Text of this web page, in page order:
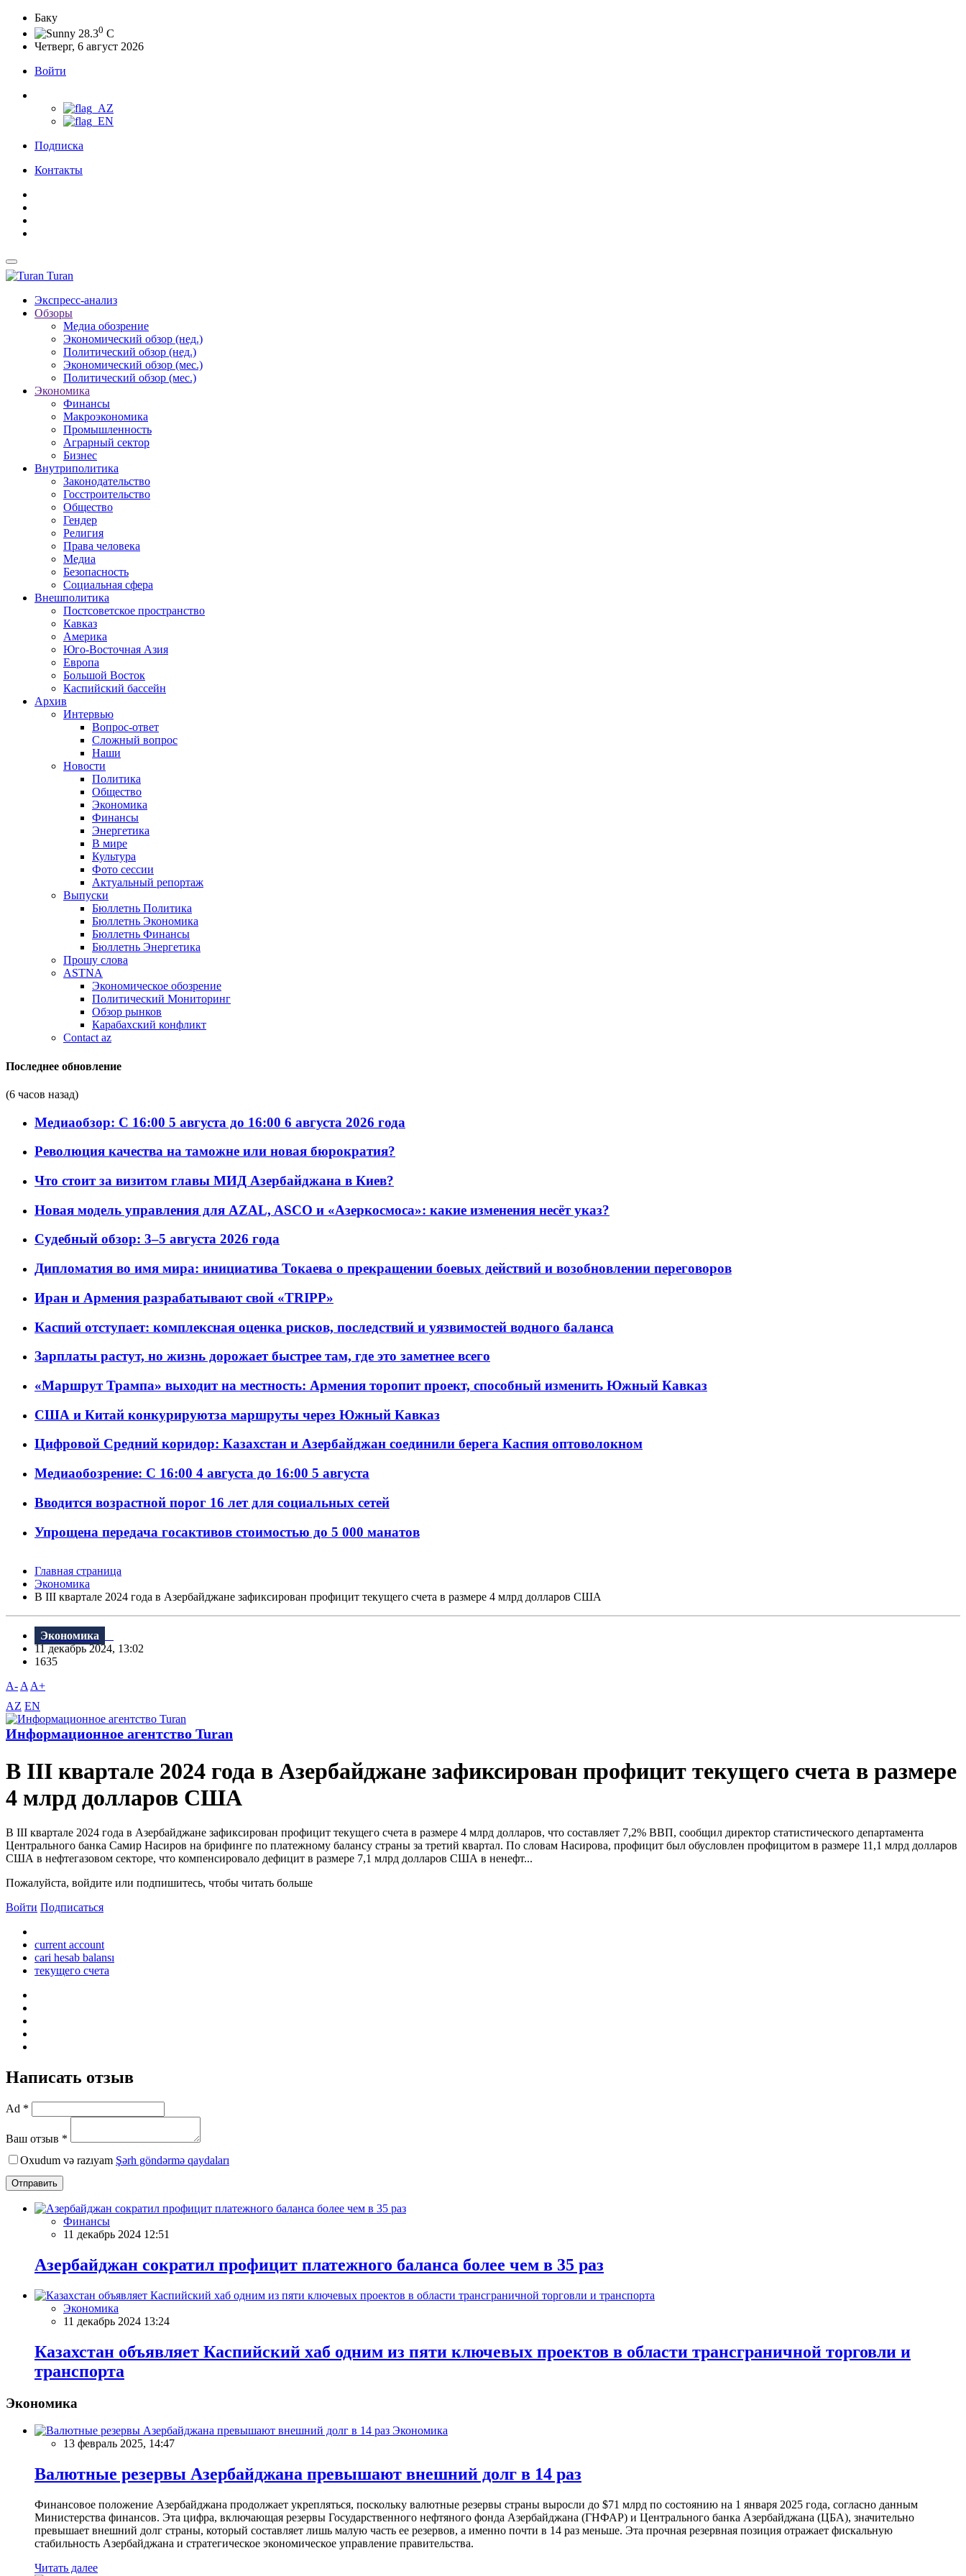
Баку
28.30 C
Четверг, 6 август 2026
Войти
Подписка
Контакты
Turan
Экспресс-анализ
Обзоры
Медиа обозрение
Экономический обзор (нед.)
Политический обзор (нед.)
Экономический обзор (мес.)
Политический обзор (мес.)
Экономика
Финансы
Макроэкономика
Промышленность
Аграрный сектор
Бизнес
Внутриполитика
Законодательство
Госстроительство
Общество
Гендер
Религия
Права человека
Медиа
Безопасность
Социальная сфера
Внешполитика
Постсоветское пространство
Кавказ
Америка
Юго-Восточная Азия
Европа
Большой Восток
Каспийский бассейн
Архив
Интервью
Вопрос-ответ
Сложный вопрос
Наши
Новости
Политика
Общество
Экономика
Финансы
Энергетика
В мире
Культура
Фото сессии
Актуальный репортаж
Выпуски
Бюллетнь Политика
Бюллетнь Экономика
Бюллетнь Финансы
Бюллетнь Энергетика
Прошу слова
ASTNA
Экономическое обозрение
Политический Мониторинг
Обзор рынков
Карабахский конфликт
Contact az
Последнее обновление
(6 часов назад)
Медиаобзор: С 16:00 5 августа до 16:00 6 августа 2026 года
Революция качества на таможне или новая бюрократия?
Что стоит за визитом главы МИД Азербайджана в Киев?
Новая модель управления для AZAL, ASCO и «Азеркосмоса»: какие изменения несёт указ?
Судебный обзор: 3–5 августа 2026 года
Дипломатия во имя мира: инициатива Токаева о прекращении боевых действий и возобновлении переговоров
Иран и Армения разрабатывают свой «TRIPP»
Каспий отступает: комплексная оценка рисков, последствий и уязвимостей водного баланса
Зарплаты растут, но жизнь дорожает быстрее там, где это заметнее всего
«Маршрут Трампа» выходит на местность: Армения торопит проект, способный изменить Южный Кавказ
США и Китай конкурируютза маршруты через Южный Кавказ
Цифровой Средний коридор: Казахстан и Азербайджан соединили берега Каспия оптоволокном
Медиаобозрение: С 16:00 4 августа до 16:00 5 августа
Вводится возрастной порог 16 лет для социальных сетей
Упрощена передача госактивов стоимостью до 5 000 манатов
Главная страница
Экономика
В III квартале 2024 года в Азербайджане зафиксирован профицит текущего счета в размере 4 млрд долларов США
Экономика
11 декабрь 2024, 13:02
1635
A- A A+
AZ EN
Информационное агентство Turan
В III квартале 2024 года в Азербайджане зафиксирован профицит текущего счета в размере
4 млрд долларов США
В III квартале 2024 года в Азербайджане зафиксирован профицит текущего счета в размере 4 млрд долларов, что составляет 7,2% ВВП, сообщил директор статистического департамента
Центрального банка Самир Насиров на брифинге по платежному балансу страны за третий квартал. По словам Насирова, профицит был обусловлен профицитом в размере 11,1 млрд долларов
США в нефтегазовом секторе, что компенсировало дефицит в размере 7,1 млрд долларов США в ненефт...
Пожалуйста, войдите или подпишитесь, чтобы читать больше
Войти Подписаться
current account
cari hesab balansı
текущего счета
Написать отзыв
Ad *
Ваш отзыв *
Oxudum və razıyam Şərh göndərmə qaydaları
Отправить
Финансы
11 декабрь 2024 12:51
Азербайджан сократил профицит платежного баланса более чем в 35 раз
Экономика
11 декабрь 2024 13:24
Казахстан объявляет Каспийский хаб одним из пяти ключевых проектов в области трансграничной торговли и
транспорта
Экономика
Экономика
13 февраль 2025, 14:47
Валютные резервы Азербайджана превышают внешний долг в 14 раз
Финансовое положение Азербайджана продолжает укрепляться, поскольку валютные резервы страны выросли до $71 млрд по состоянию на 1 января 2025 года, согласно данным
Министерства финансов. Эта цифра, включающая резервы Государственного нефтяного фонда Азербайджана (ГНФАР) и Центрального банка Азербайджана (ЦБА), значительно
превышает внешний долг страны, который составляет лишь малую часть ее резервов, а именно почти в 14 раз меньше. Эта прочная резервная позиция отражает фискальную
стабильность Азербайджана и стратегическое экономическое управление правительства.
Читать далее